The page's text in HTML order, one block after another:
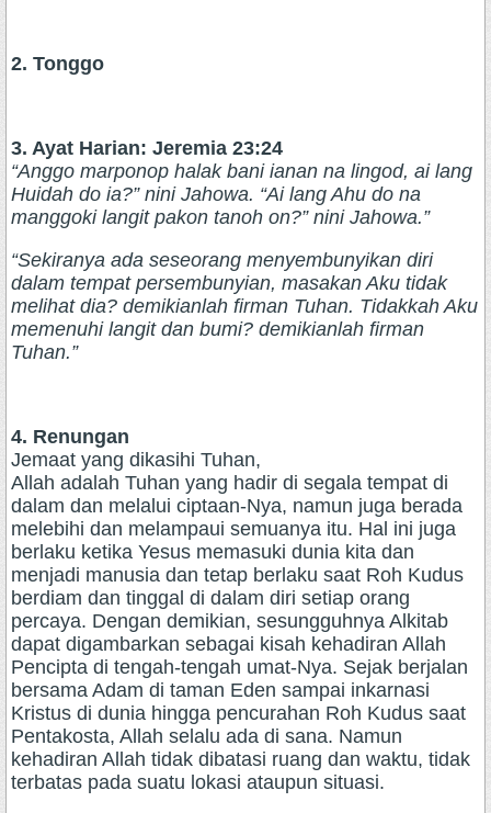
2. Tonggo
3. Ayat Harian: Jeremia 23:24
“Anggo marponop halak bani ianan na lingod, ai lang
Huidah do ia?” nini Jahowa. “Ai lang Ahu do na
manggoki langit pakon tanoh on?” nini Jahowa.”
“Sekiranya ada seseorang menyembunyikan diri
dalam tempat persembunyian, masakan Aku tidak
melihat dia? demikianlah firman Tuhan. Tidakkah Aku
memenuhi langit dan bumi? demikianlah firman
Tuhan.”
4. Renungan
Jemaat yang dikasihi Tuhan,
Allah adalah Tuhan yang hadir di segala tempat di
dalam dan melalui ciptaan-Nya, namun juga berada
melebihi dan melampaui semuanya itu. Hal ini juga
berlaku ketika Yesus memasuki dunia kita dan
menjadi manusia dan tetap berlaku saat Roh Kudus
berdiam dan tinggal di dalam diri setiap orang
percaya. Dengan demikian, sesungguhnya Alkitab
dapat digambarkan sebagai kisah kehadiran Allah
Pencipta di tengah-tengah umat-Nya. Sejak berjalan
bersama Adam di taman Eden sampai inkarnasi
Kristus di dunia hingga pencurahan Roh Kudus saat
Pentakosta, Allah selalu ada di sana. Namun
kehadiran Allah tidak dibatasi ruang dan waktu, tidak
terbatas pada suatu lokasi ataupun situasi.